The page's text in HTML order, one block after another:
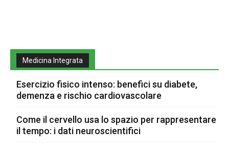
Medicina Integrata
Esercizio fisico intenso: benefici su diabete,
demenza e rischio cardiovascolare
Come il cervello usa lo spazio per rappresentare
il tempo: i dati neuroscientifici